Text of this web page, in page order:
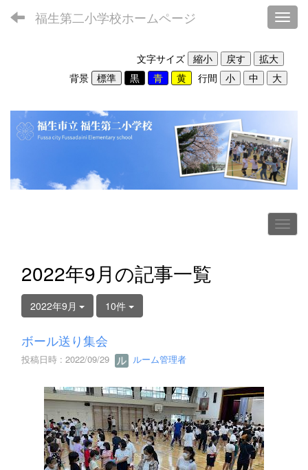
福生第二小学校ホームページ
文字サイズ
背景
行間
2022年9月の記事一覧
2022年9月 10件
ボール送り集会
投稿日時 : 2022/09/29 ルーム管理者